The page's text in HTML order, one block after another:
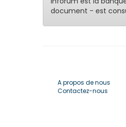
document - est
A propos de nous
Contactez-nous